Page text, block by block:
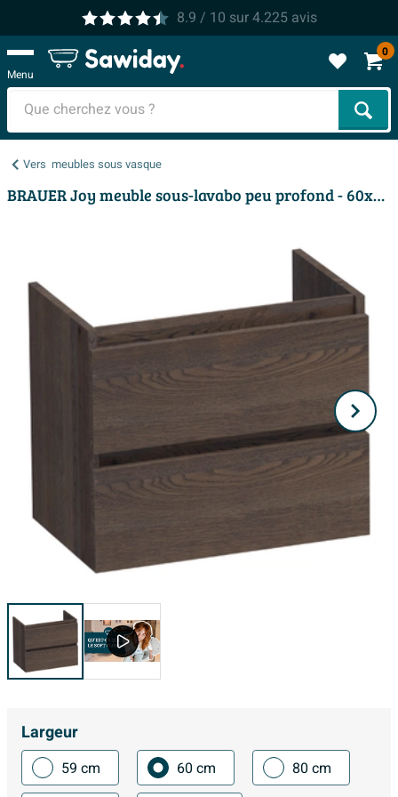
8.9 / 10 sur4.225 avis
Menu
0
Vers meubles sous vasque
BRAUER Joy meuble sous-lavabo peu profond - 60x39x50cm - 2 tiroirs softclose - sans poignées - 1 découpe pour siphon - chêne massif - lamelles chêne noir
Largeur
59 cm 60 cm 80 cm